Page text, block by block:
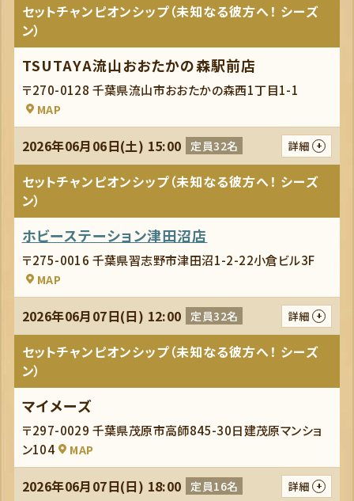
セットチャンピオンシップ（未知なる彼方へ！ シーズ
ン）
TSUTAYA流山おおたかの森駅前店
〒270-0128 千葉県流山市おおたかの森西1丁目1-1
MAP
2026年06月06日(土) 15:00 定員32名 詳細
セットチャンピオンシップ（未知なる彼方へ！ シーズ
ン）
ホビーステーション津田沼店
〒275-0016 千葉県習志野市津田沼1-2-22小倉ビル3F
MAP
2026年06月07日(日) 12:00 定員32名 詳細
セットチャンピオンシップ（未知なる彼方へ！ シーズ
ン）
マイメーズ
〒297-0029 千葉県茂原市高師845-30日建茂原マンショ
ン104
MAP
2026年06月07日(日) 18:00 定員16名 詳細